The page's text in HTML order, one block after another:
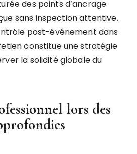
des points d’ancrage
sans inspection attentive.
post-événement dans
constitue une stratégie
la solidité globale du
lors des